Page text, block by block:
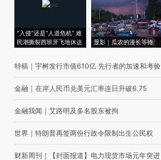
“入侵”还是“人道危机” 难
民潮撕裂西班牙飞地休达
显影｜瓜农的漫长等待
特稿 ｜ 宇树发行市值610亿 先行者的加速和考验
金融 ｜ 在岸人民币兑美元汇率连日升破6.75
金融我闻 ｜ 艾路明及多名股东被拘
世界 ｜ 特朗普再签两份行政令限制出生公民权
财新周刊 ｜ 【封面报道】电力现货市场元年突进